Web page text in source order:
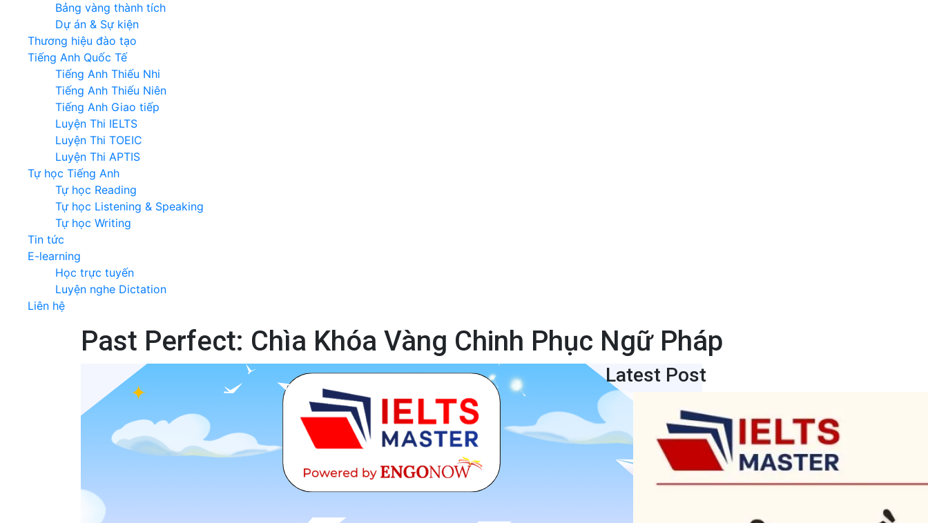
Bảng vàng thành tích
Dự án & Sự kiện
Thương hiệu đào tạo
Tiếng Anh Quốc Tế
Tiếng Anh Thiếu Nhi
Tiếng Anh Thiếu Niên
Tiếng Anh Giao tiếp
Luyện Thi IELTS
Luyện Thi TOEIC
Luyện Thi APTIS
Tự học Tiếng Anh
Tự học Reading
Tự học Listening & Speaking
Tự học Writing
Tin tức
E-learning
Học trực tuyến
Luyện nghe Dictation
Liên hệ
Past Perfect: Chìa Khóa Vàng Chinh Phục Ngữ Pháp
Latest Post